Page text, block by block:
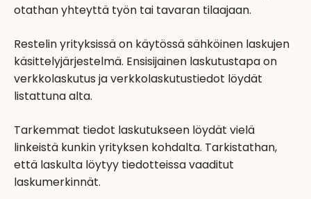
otathan yhteyttä työn tai tavaran tilaajaan.
Restelin yrityksissä on käytössä sähköinen laskujen
käsittelyjärjestelmä. Ensisijainen laskutustapa on
verkkolaskutus ja verkkolaskutustiedot löydät
listattuna alta.
Tarkemmat tiedot laskutukseen löydät vielä
linkeistä kunkin yrityksen kohdalta. Tarkistathan,
että laskulta löytyy tiedotteissa vaaditut
laskumerkinnät.